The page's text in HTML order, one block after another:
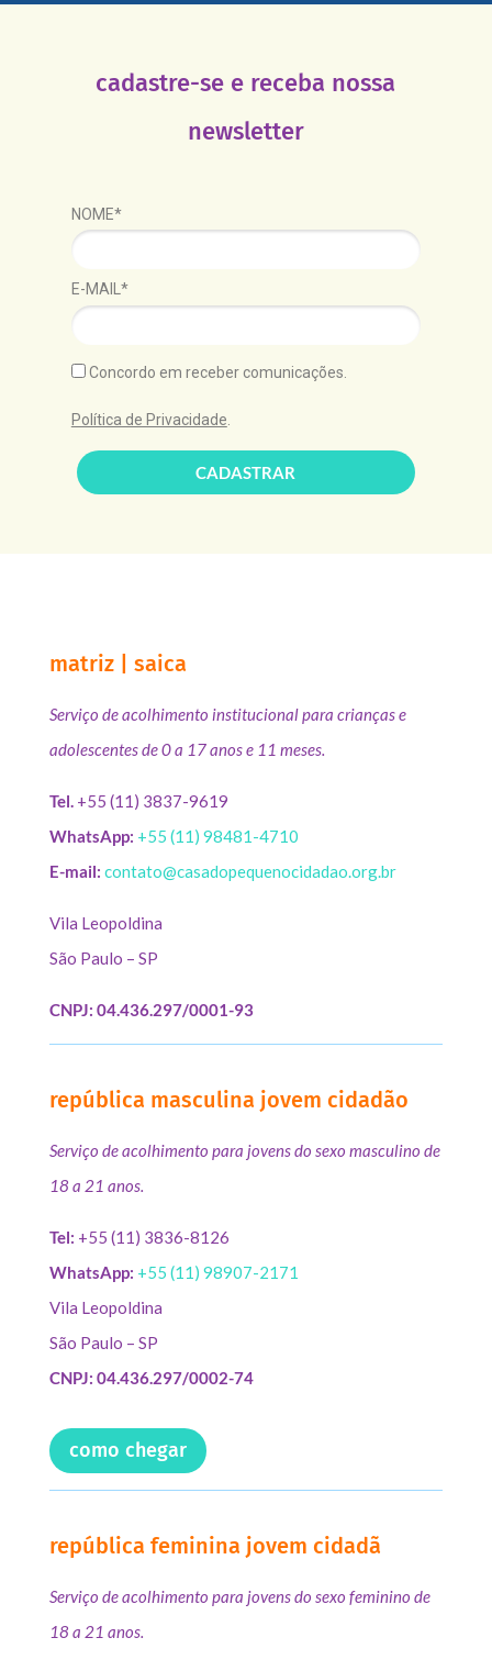
cadastre-se e receba nossa
newsletter
NOME*
E-MAIL*
Concordo em receber comunicações.
Política de Privacidade
CADASTRAR
matriz | saica
Serviço de acolhimento institucional para crianças e
adolescentes de 0 a 17 anos e 11 meses.
Tel.+55 (11) 3837-9619
WhatsApp: +55 (11) 98481-4710
E-mail: contato@casadopequenocidadao.org.br
Vila Leopoldina
São Paulo – SP
CNPJ: 04.436.297/0001-93
república masculina jovem cidadão
Serviço de acolhimento para jovens do sexo masculino de
18 a 21 anos.
Tel: +55 (11) 3836-8126
WhatsApp: +55 (11) 98907-2171
Vila Leopoldina
São Paulo – SP
CNPJ: 04.436.297/0002-74
como chegar
república feminina jovem cidadã
Serviço de acolhimento para jovens do sexo feminino de
18 a 21 anos.